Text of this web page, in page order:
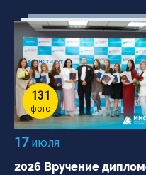
131
фото
17июля
2026 Вручение